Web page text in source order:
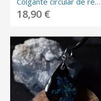
18,90 €